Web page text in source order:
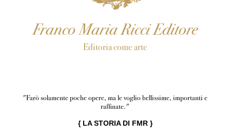
Franco Maria Ricci Editore
Editoria come arte
"Farò solamente poche opere, ma le voglio bellissime, importanti e
raffinate."
{ LA STORIA DI FMR}